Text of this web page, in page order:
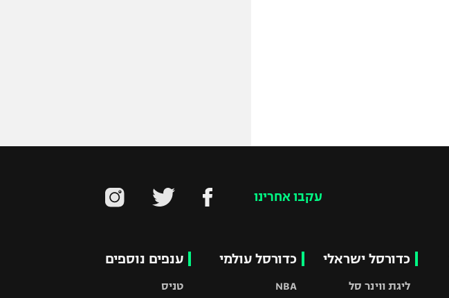
עקבו אחרינו
כדורסל ישראלי
ליגת ווינר סל
כדורסל עולמי
NBA
ענפים נוספים
טניס